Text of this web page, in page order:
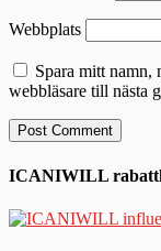
Webbplats
Spara mitt namn,
webbläsare till nästa
ICANIWILL